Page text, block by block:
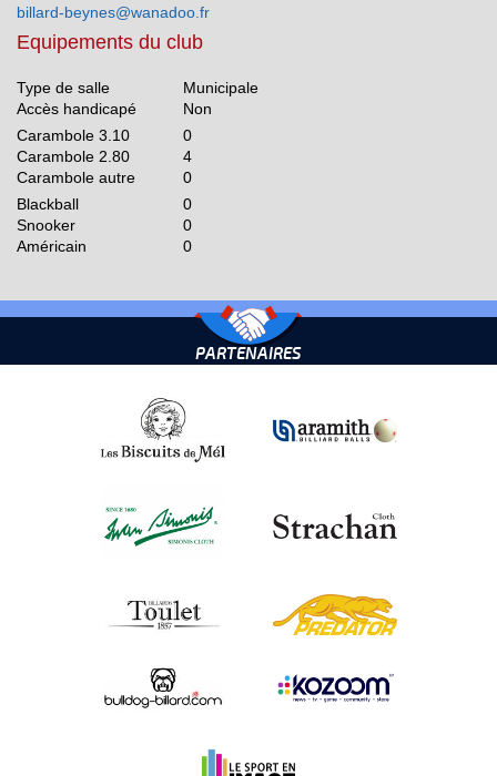
billard-beynes@wanadoo.fr
Equipements du club
Type de salle
Municipale
Accès handicapé
Non
Carambole 3.10
0
Carambole 2.80
4
Carambole autre
0
Blackball
0
Snooker
0
Américain
0
PARTENAIRES